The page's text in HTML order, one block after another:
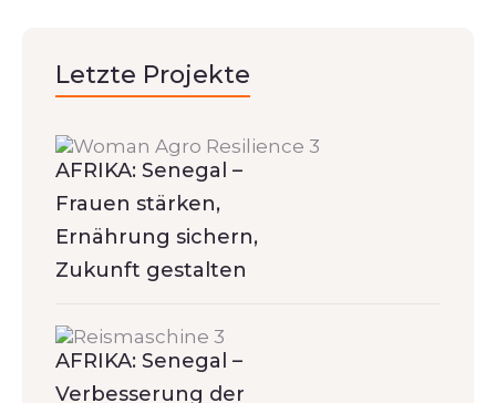
Letzte Projekte
AFRIKA: Senegal –
Frauen stärken,
Ernährung sichern,
Zukunft gestalten
AFRIKA: Senegal –
Verbesserung der